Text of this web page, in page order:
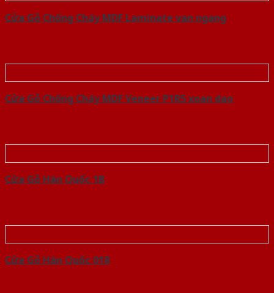
Cửa Gỗ Chống Cháy MDF Laminate van ngang
Cửa Gỗ Chống Cháy MDF Veneer P1R5 xoan dao
Cửa Gỗ Hàn Quốc 1B
Cửa Gỗ Hàn Quốc 018